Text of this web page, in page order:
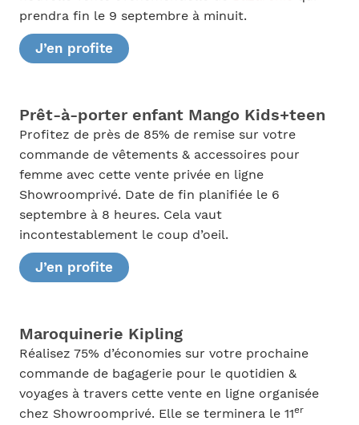
prendra fin le 9 septembre à minuit.
J’en profite
Prêt-à-porter enfant Mango Kids+teen
Profitez de près de 85% de remise sur votre
commande de vêtements & accessoires pour
femme avec cette vente privée en ligne
Showroomprivé. Date de fin planifiée le 6
septembre à 8 heures. Cela vaut
incontestablement le coup d’oeil.
J’en profite
Maroquinerie Kipling
Réalisez 75% d’économies sur votre prochaine
commande de bagagerie pour le quotidien &
voyages à travers cette vente en ligne organisée
chez Showroomprivé. Elle se terminera le 11er